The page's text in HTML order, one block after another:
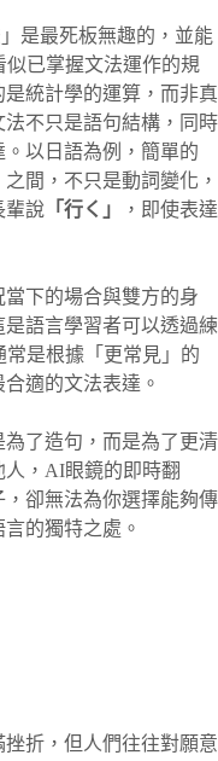
最死板無趣的，並能
已掌握文法運作的規
統計學的運算，而非真
不只是語句結構，同時
以日語為例，簡單的
之間，不只是動詞變化，
輩說 「行く」
，即使表達
下的場合與雙方的身
語言學習者可以透過練
是根據「更常見」的
適的文法表達。
了造句，而是為了更清
，AI眼鏡的即時翻
卻無法為你選擇能夠傳
的獨特之處。
折，但人們往往對願意